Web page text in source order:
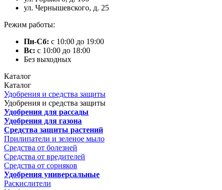
ул. Чернышевского, д. 25
Режим работы:
Пн-Сб: с 10:00 до 19:00
Вс: с 10:00 до 18:00
Без выходных
Каталог
Каталог
Удобрения и средства защиты
Удобрения и средства защиты
Удобрения для рассады
Удобрения для газона
Средства защиты растений
Прилипатели и зеленое мыло
Средства от болезней
Средства от вредителей
Средства от сорняков
Удобрения универсальные
Раскислители